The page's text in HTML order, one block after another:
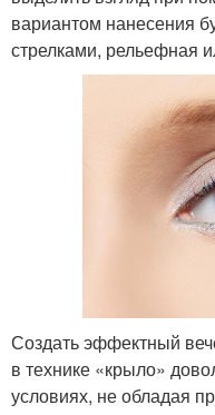
вариантом нанесения
стрелками, рельефная
Создать эффектный
в технике «крыло»
условиях, не обладая